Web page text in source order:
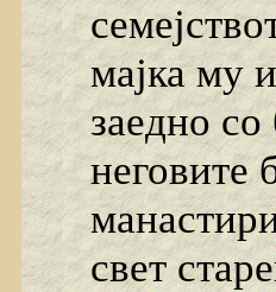
мајка му
заедно
неговите
свет